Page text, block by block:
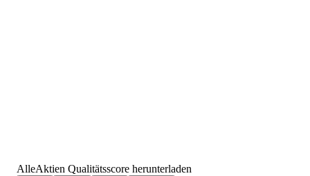
AlleAktien Qualitätsscore herunterladen